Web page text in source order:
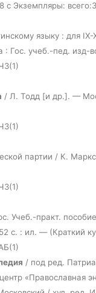
с Экземпляры:
языку : для
: Гос. учеб.-пед.
/ Л. Тодд [и др.]. —
партии / К.
Учеб.-практ.
с. : ил. — (Краткий
/ под ред.
«Православная